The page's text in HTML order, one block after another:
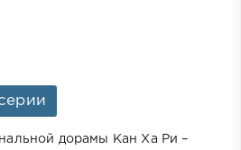
дорамы Кан Ха Ри –